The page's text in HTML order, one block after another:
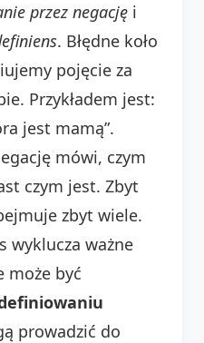
przez negację i
. Błędne koło
pojęcie za
Przykładem jest:
jest mamą”.
mówi, czym
czym jest. Zbyt
zbyt wiele.
wyklucza ważne
może być
prowadzić do